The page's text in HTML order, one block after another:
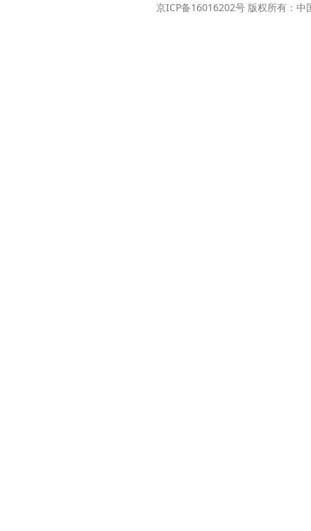
京ICP备16016202号 版权所有：